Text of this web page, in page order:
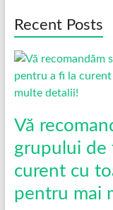
Recent Posts
Vă
grupului de
curent cu
pentru mai